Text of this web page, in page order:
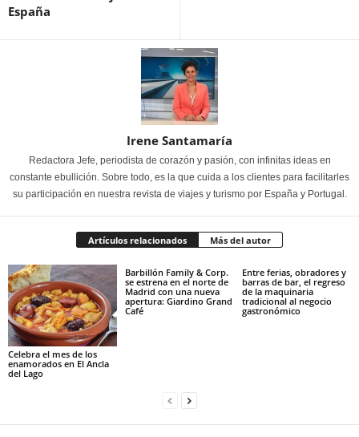
España
Irene Santamaría
Redactora Jefe, periodista de corazón y pasión, con infinitas ideas en
constante ebullición. Sobre todo, es la que cuida a los clientes para facilitarles
su participación en nuestra revista de viajes y turismo por España y Portugal.
Artículos relacionados Más del autor
Celebra el mes de los
enamorados en El Ancla
del Lago
Barbillón Family & Corp.
se estrena en el norte de
Madrid con una nueva
apertura: Giardino Grand
Café
Entre ferias, obradores y
barras de bar, el regreso
de la maquinaria
tradicional al negocio
gastronómico